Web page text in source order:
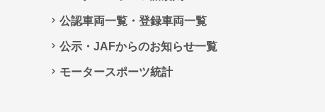
公認車両一覧・登録車両一覧
公示・JAFからのお知らせ一覧
モータースポーツ統計